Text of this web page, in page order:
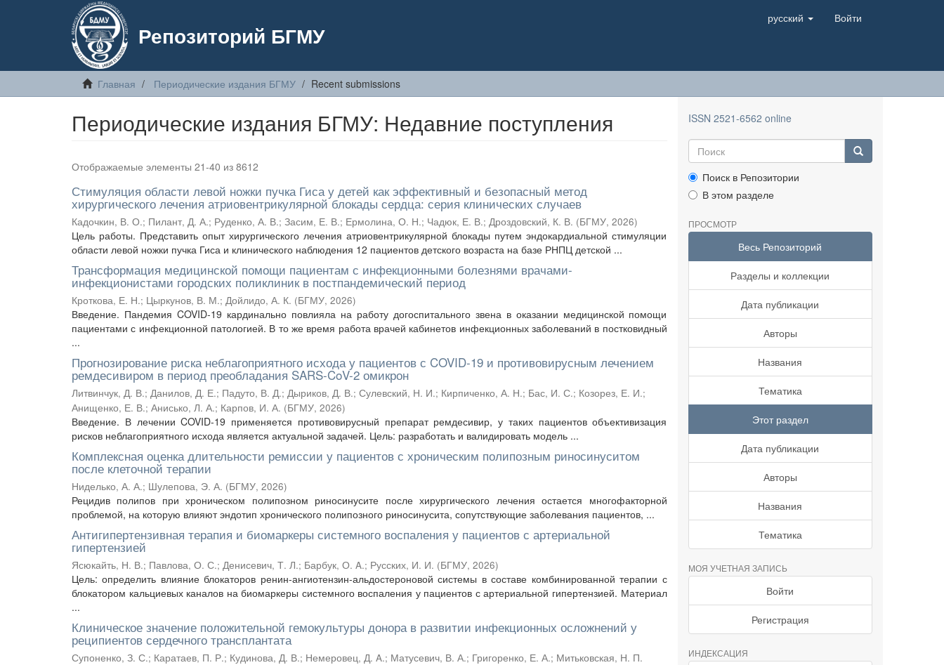
Репозиторий БГМУ
русский Войти
Главная Периодические издания БГМУ Recent submissions
Периодические издания БГМУ: Недавние поступления
Отображаемые элементы 21-40 из 8612
Стимуляция области левой ножки пучка Гиса у детей как эффективный и безопасный метод
хирургического лечения атриовентрикулярной блокады сердца: серия клинических случаев
Кадочкин, В. О.; Пилант, Д. А.; Руденко, А. В.; Засим, Е. В.; Ермолина, О. Н.; Чадюк, Е. В.; Дроздовский, К. В. (БГМУ, 2026)
Цель работы. Представить опыт хирургического лечения атриовентрикулярной блокады путем эндокардиальной стимуляции
области левой ножки пучка Гиса и клинического наблюдения 12 пациентов детского возраста на базе РНПЦ детской ...
Трансформация медицинской помощи пациентам с инфекционными болезнями врачами-
инфекционистами городских поликлиник в постпандемический период
Кроткова, Е. Н.; Цыркунов, В. М.; Дойлидо, А. К. (БГМУ, 2026)
Введение. Пандемия COVID-19 кардинально повлияла на работу догоспитального звена в оказании медицинской помощи
пациентами с инфекционной патологией. В то же время работа врачей кабинетов инфекционных заболеваний в постковидный
...
Прогнозирование риска неблагоприятного исхода у пациентов с COVID-19 и противовирусным лечением
ремдесивиром в период преобладания SARS-CoV-2 омикрон
Литвинчук, Д. В.; Данилов, Д. Е.; Падуто, В. Д.; Дыриков, Д. В.; Сулевский, Н. И.; Кирпиченко, А. Н.; Бас, И. С.; Козорез, Е. И.;
Анищенко, Е. В.; Анисько, Л. А.; Карпов, И. А. (БГМУ, 2026)
Введение. В лечении COVID-19 применяется противовирусный препарат ремдесивир, у таких пациентов объективизация
рисков неблагоприятного исхода является актуальной задачей. Цель: разработать и валидировать модель ...
Комплексная оценка длительности ремиссии у пациентов с хроническим полипозным риносинуситом
после клеточной терапии
Ниделько, А. А.; Шулепова, Э. А. (БГМУ, 2026)
Рецидив полипов при хроническом полипозном риносинусите после хирургического лечения остается многофакторной
проблемой, на которую влияют эндотип хронического полипозного риносинусита, сопутствующие заболевания пациентов, ...
Антигипертензивная терапия и биомаркеры системного воспаления у пациентов с артериальной
гипертензией
Ясюкайть, Н. В.; Павлова, О. С.; Денисевич, Т. Л.; Барбук, О. A.; Русских, И. И. (БГМУ, 2026)
Цель: определить влияние блокаторов ренин-ангиотензин-альдостероновой системы в составе комбинированной терапии с
блокатором кальциевых каналов на биомаркеры системного воспаления у пациентов с артериальной гипертензией. Материал
...
Клиническое значение положительной гемокультуры донора в развитии инфекционных осложнений у
реципиентов сердечного трансплантата
Супоненко, З. С.; Каратаев, П. Р.; Кудинова, Д. В.; Немеровец, Д. A.; Матусевич, В. А.; Григоренко, Е. А.; Митьковская, Н. П.
ISSN 2521-6562 online
Поиск в Репозитории
В этом разделе
ПРОСМОТР
Весь Репозиторий
Разделы и коллекции
Дата публикации
Авторы
Названия
Тематика
Этот раздел
Дата публикации
Авторы
Названия
Тематика
МОЯ УЧЕТНАЯ ЗАПИСЬ
Войти
Регистрация
ИНДЕКСАЦИЯ